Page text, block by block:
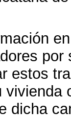
por
estos
vivienda
dicha